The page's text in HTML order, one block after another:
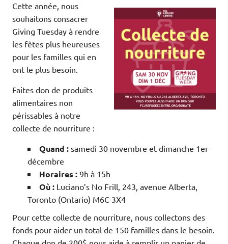
Cette année, nous
souhaitons consacrer
Giving Tuesday à rendre
les fêtes plus heureuses
pour les familles qui en
ont le plus besoin.
Faites don de produits
alimentaires non
périssables à notre
collecte de nourriture :
Quand : samedi 30 novembre et dimanche 1er
décembre
Horaires : 9h à 15h
Où : Luciano’s No Frill, 243, avenue Alberta,
Toronto (Ontario) M6C 3X4
Pour cette collecte de nourriture, nous collectons des
fonds pour aider un total de 150 familles dans le besoin.